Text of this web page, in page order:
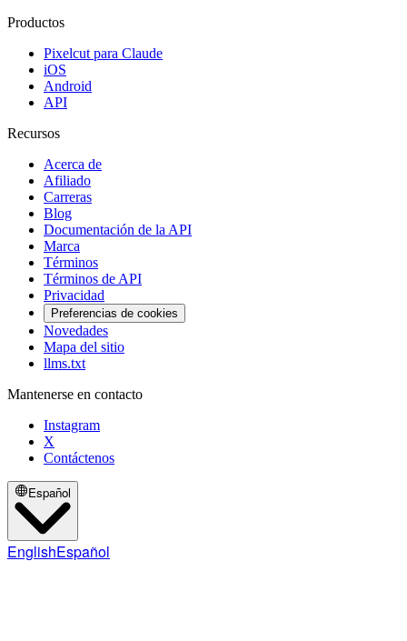
Productos
Pixelcut para Claude
iOS
Android
API
Recursos
Acerca de
Afiliado
Carreras
Blog
Documentación de la API
Marca
Términos
Términos de API
Privacidad
Preferencias de cookies
Novedades
Mapa del sitio
llms.txt
Mantenerse en contacto
Instagram
X
Contáctenos
Español
EnglishEspañol